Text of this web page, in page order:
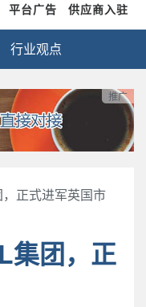
平台广告 供应商入驻
行业观点
推广
正式进军英国市
集团，正